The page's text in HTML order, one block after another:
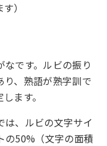
）
です。ルビの振り
り、熟語が熟字訓で
ます。
は、ルビの文字サイ
の50%（文字の面積